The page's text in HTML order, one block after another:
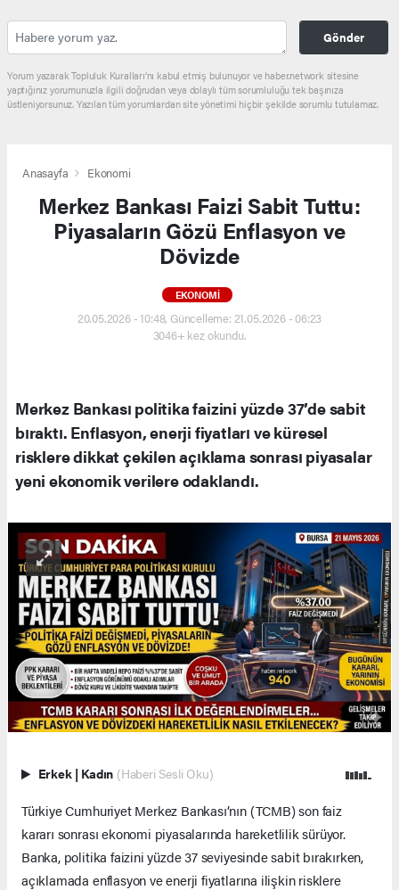
Gönder
Yorum yazarak Topluluk Kuralları’nı kabul etmiş bulunuyor ve haber.network sitesine
yaptığınız yorumunuzla ilgili doğrudan veya dolaylı tüm sorumluluğu tek başınıza
üstleniyorsunuz. Yazılan tüm yorumlardan site yönetimi hiçbir şekilde sorumlu tutulamaz.
Anasayfa Ekonomi
Merkez Bankası Faizi Sabit Tuttu:
Piyasaların Gözü Enflasyon ve
Dövizde
EKONOMI
20.05.2026 - 10:48, Güncelleme: 21.05.2026 - 06:23
3046+ kez okundu.
Merkez Bankası politika faizini yüzde 37’de sabit
bıraktı. Enflasyon, enerji fiyatları ve küresel
risklere dikkat çekilen açıklama sonrası piyasalar
yeni ekonomik verilere odaklandı.
Erkek | Kadın (Haberi Sesli Oku)
Türkiye Cumhuriyet Merkez Bankası’nın (TCMB) son faiz
kararı sonrası ekonomi piyasalarında hareketlilik sürüyor.
Banka, politika faizini yüzde 37 seviyesinde sabit bırakırken,
açıklamada enflasyon ve enerji fiyatlarına ilişkin risklere